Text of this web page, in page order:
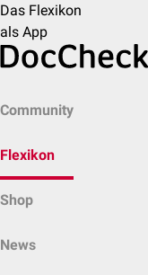
Das Flexikon
als App
Community
Flexikon
Shop
News